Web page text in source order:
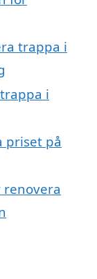
trappa i
i
priset på
renovera